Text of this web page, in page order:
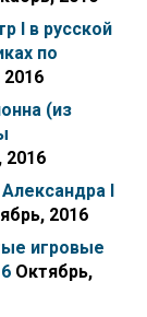
I в русской
по
(из
2016
I
2016
игровые
Октябрь,